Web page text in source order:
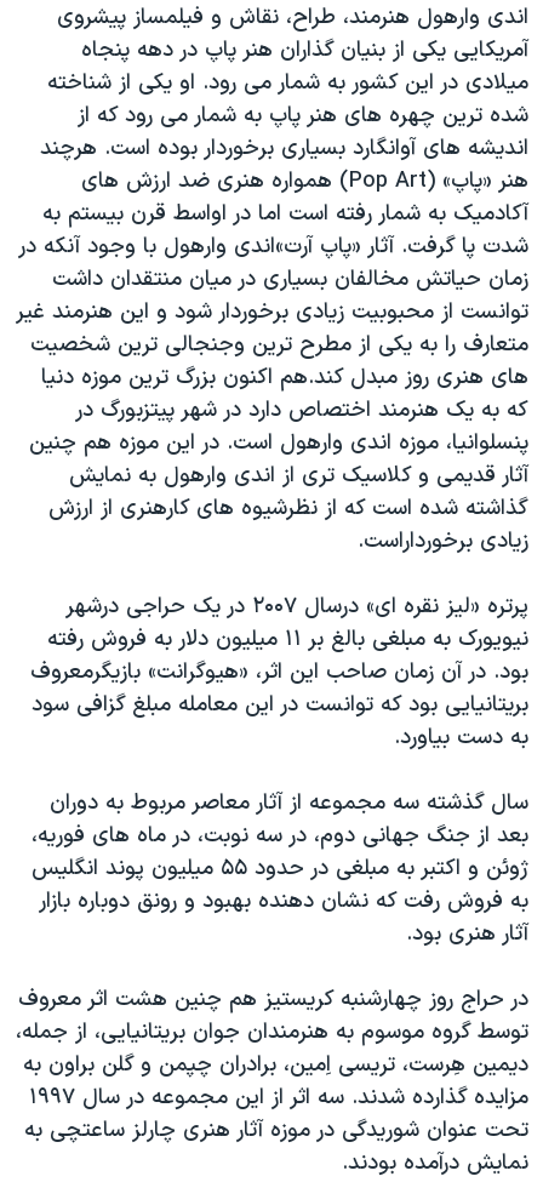
اندی وارهول هنرمند، طراح، نقاش و فیلمساز پیشروی
آمریکایی یکی از بنیان گذاران هنر پاپ در دهه پنجاه
میلادی در این کشور به شمار می رود. او یکی از شناخته
شده ترین چهره های هنر پاپ به شمار می رود که از
اندیشه های آوانگارد بسیاری برخوردار بوده است. هرچند
هنر «پاپ» (Pop Art) همواره هنری ضد ارزش های
آکادمیک به شمار رفته است اما در اواسط قرن بیستم به
شدت پا گرفت. آثار «پاپ آرت»اندی وارهول با وجود آنکه در
زمان حیاتش مخالفان بسیاری در میان منتقدان داشت
توانست از محبوبیت زیادی برخوردار شود و این هنرمند غیر
متعارف را به یکی از مطرح ترین وجنجالی ترین شخصیت
های هنری روز مبدل کند.هم اکنون بزرگ ترین موزه دنیا
که به یک هنرمند اختصاص دارد در شهر پیتزبورگ در
پنسلوانیا، موزه اندی وارهول است. در این موزه هم چنین
آثار قدیمی و کلاسیک تری از اندی وارهول به نمایش
گذاشته شده است که از نظرشیوه های کارهنری از ارزش
زیادی برخورداراست.
پرتره «لیز نقره ای» درسال ۲۰۰۷ در یک حراجی درشهر
نیویورک به مبلغی بالغ بر ۱۱ میلیون دلار به فروش رفته
بود. در آن زمان صاحب این اثر، «هیوگرانت» بازیگرمعروف
بریتانیایی بود که توانست در این معامله مبلغ گزافی سود
به دست بیاورد.
سال گذشته سه مجموعه از آثار معاصر مربوط به دوران
بعد از جنگ جهانی دوم، در سه نوبت، در ماه های فوريه،
ژوئن و اکتبر به مبلغی در حدود ۵۵ ميليون پوند انگليس
به فروش رفت که نشان دهنده بهبود و رونق دوباره بازار
آثار هنری بود.
در حراج روز چهارشنبه کريستيز هم چنین هشت اثر معروف
توسط گروه موسوم به هنرمندان جوان بريتانيايی، از جمله،
ديمين هِرست، تريسی اِمين، برادران چپمن و گلن براون به
مزايده گذارده شدند. سه اثر از اين مجموعه در سال ۱۹۹۷
تحت عنوان شوريدگی در موزه آثار هنری چارلز ساعتچی به
نمايش درآمده بودند.